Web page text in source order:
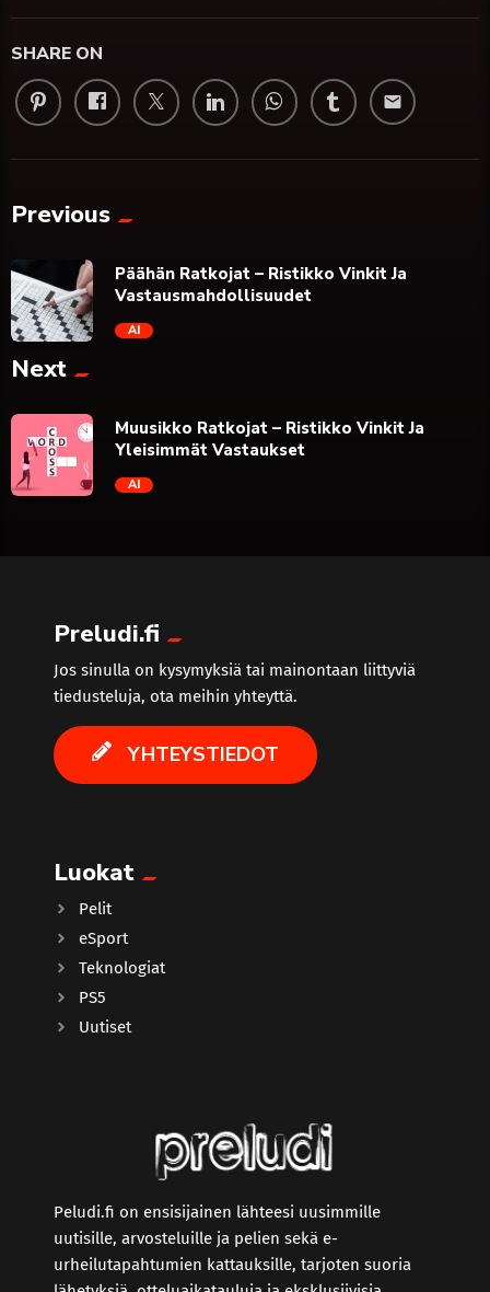
SHARE ON
email
Previous
Päähän Ratkojat – Ristikko Vinkit Ja
Vastausmahdollisuudet
AI
Next
Muusikko Ratkojat – Ristikko Vinkit Ja
Yleisimmät Vastaukset
AI
Preludi.fi
Jos sinulla on kysymyksiä tai mainontaan liittyviä
tiedusteluja, ota meihin yhteyttä.
YHTEYSTIEDOT
Luokat
Pelit
eSport
Teknologiat
PS5
Uutiset
Peludi.fi on ensisijainen lähteesi uusimmille
uutisille, arvosteluille ja pelien sekä e-
urheilutapahtumien kattauksille, tarjoten suoria